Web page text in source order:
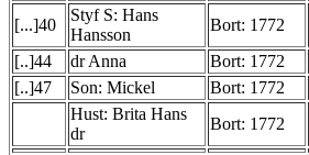
[...]40
Styf S: Hans
Hansson
Bort: 1772
[..]44
dr Anna
Bort: 1772
[..]47
Son: Mickel
Bort: 1772
Hust: Brita Hans
dr
Bort: 1772